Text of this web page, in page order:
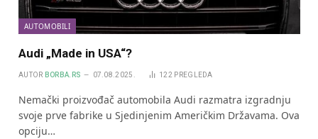
AUTOMOBILI
Audi „Made in USA“?
AUTOR BORBA.RS 07.08.2025. 122 PREGLEDA
Nemački proizvođač automobila Audi razmatra izgradnju
svoje prve fabrike u Sjedinjenim Američkim Državama. Ova
opciju…